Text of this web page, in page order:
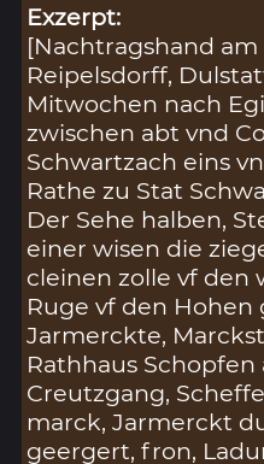
Exzerpt:
[Nachtragshand
Reipelsdorff,
Mitwochen nach
zwischen abt vnd
Schwartzach eins
Rathe zu Stat
Der Sehe halben,
einer wisen die
cleinen zolle vf den
Ruge vf den Hohen
Jarmerckte,
Rathhaus
Creutzgang,
marck, Jarmerckt
geergert, fron,